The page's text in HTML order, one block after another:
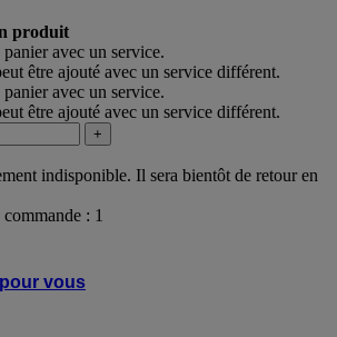
produit
avec un service.
être ajouté avec un service différent.
avec un service.
être ajouté avec un service différent.
indisponible. Il sera bientôt de retour en
: 1